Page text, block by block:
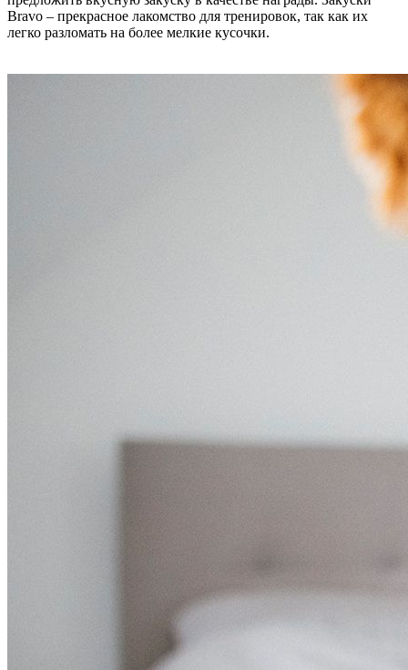
Bravo – прекрасное лакомство для тренировок, так как их
легко разломать на более мелкие кусочки.